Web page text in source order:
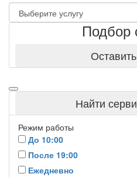
Подбор
Найти
Режим работы
До 10:00
После 19:00
Ежедневно